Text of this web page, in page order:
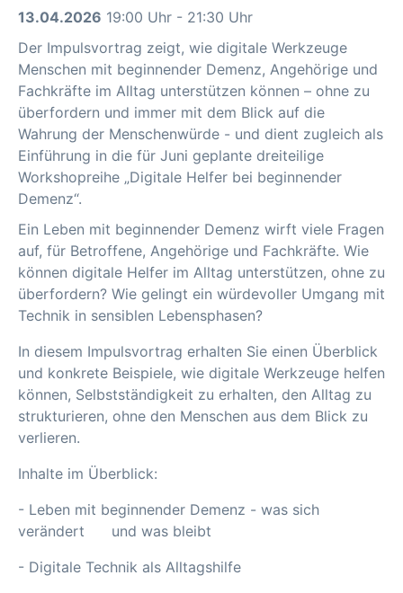
13.04.2026 19:00 Uhr - 21:30 Uhr
Der Impulsvortrag zeigt, wie digitale Werkzeuge
Menschen mit beginnender Demenz, Angehörige und
Fachkräfte im Alltag unterstützen können – ohne zu
überfordern und immer mit dem Blick auf die
Wahrung der Menschenwürde - und dient zugleich als
Einführung in die für Juni geplante dreiteilige
Workshopreihe „Digitale Helfer bei beginnender
Demenz“.
Ein Leben mit beginnender Demenz wirft viele Fragen
auf, für Betroffene, Angehörige und Fachkräfte. Wie
können digitale Helfer im Alltag unterstützen, ohne zu
überfordern? Wie gelingt ein würdevoller Umgang mit
Technik in sensiblen Lebensphasen?
In diesem Impulsvortrag erhalten Sie einen Überblick
und konkrete Beispiele, wie digitale Werkzeuge helfen
können, Selbstständigkeit zu erhalten, den Alltag zu
strukturieren, ohne den Menschen aus dem Blick zu
verlieren.
Inhalte im Überblick:
- Leben mit beginnender Demenz - was sich
verändert und was bleibt
- Digitale Technik als Alltagshilfe